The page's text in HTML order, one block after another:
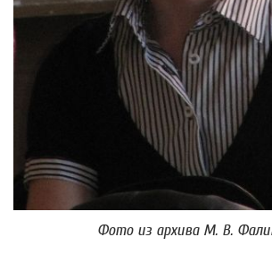
Фото из архива М. В.